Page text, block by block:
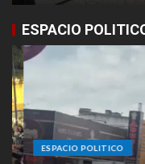
ESPACIO
ESPACIO POLITICO